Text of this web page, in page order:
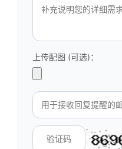
上传配图 (可选)：